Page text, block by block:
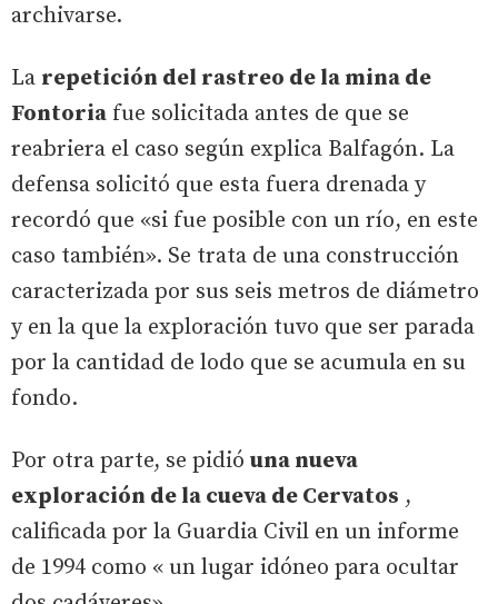
archivarse.
La repetición del rastreo de la mina de
Fontoria fue solicitada antes de que se
reabriera el caso según explica Balfagón. La
defensa solicitó que esta fuera drenada y
recordó que «si fue posible con un río, en este
caso también». Se trata de una construcción
caracterizada por sus seis metros de diámetro
y en la que la exploración tuvo que ser parada
por la cantidad de lodo que se acumula en su
fondo.
Por otra parte, se pidió una nueva
exploración de la cueva de Cervatos ,
calificada por la Guardia Civil en un informe
de 1994 como « un lugar idóneo para ocultar